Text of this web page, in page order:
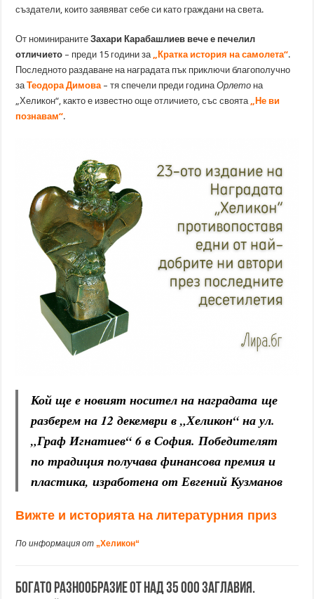
създатели, които заявяват себе си като граждани на света.
От номиниранитеЗахари Карабашлиев вече е печелил
отличието – преди 15 години за „Кратка история на самолета“.
Последното раздаване на наградата пък приключи благополучно
заТеодора Димова – тя спечели преди годинаОрлето на
„Хеликон“, както е известно още отличието, със своята
„Не ви
познавам“.
Кой ще е новият носител на наградата ще
разберем на 12 декември в „Хеликон“ на ул.
„Граф Игнатиев“ 6 в София. Победителят
по традиция получава финансова премия и
пластика, изработена от Евгений Кузманов
Вижте и историята на литературния приз
По информация от „Хеликон“
Богато разнообразие от над 35 000 заглавия.